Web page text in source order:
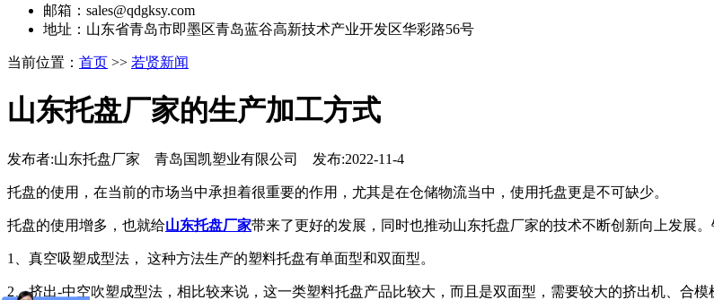
邮箱：sales@qdgksy.com
地址：山东省青岛市即墨区青岛蓝谷高新技术产业开发区华彩路56号
当前位置： 首页 >> 若贤新闻
山东托盘厂家的生产加工方式
发布者:山东托盘厂家 青岛国凯塑业有限公司 发布:2022-11-4
托盘的使用，在当前的市场当中承担着很重要的作用，尤其是在仓储物流当中，使用托盘更是不可缺少。
托盘的使用增多，也就给山东托盘厂家带来了更好的发展，同时也推动山东托盘厂家的技术不断创新向上发展
1、真空吸塑成型法， 这种方法生产的塑料托盘有单面型和双面型。
2、挤出-中空吹塑成型法，相比较来说，这一类塑料托盘产品比较大，而且是双面型，需要较大的挤出机、合